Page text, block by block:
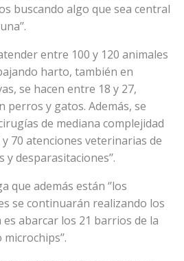
buscando algo que sea central
entre 100 y 120 animales
harto, también en
se hacen entre 18 y 27,
perros y gatos. Además, se
de mediana complejidad
70 atenciones veterinarias de
desparasitaciones’’.
que además están ‘’los
se continuarán realizando los
es abarcar los 21 barrios de la